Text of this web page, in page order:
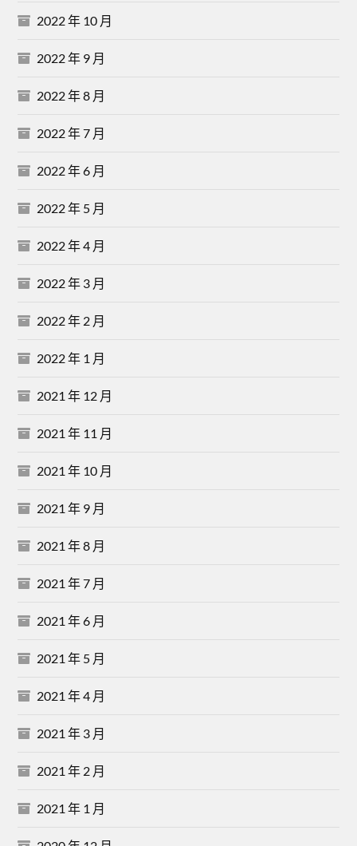
2022 年 10 月
2022 年 9 月
2022 年 8 月
2022 年 7 月
2022 年 6 月
2022 年 5 月
2022 年 4 月
2022 年 3 月
2022 年 2 月
2022 年 1 月
2021 年 12 月
2021 年 11 月
2021 年 10 月
2021 年 9 月
2021 年 8 月
2021 年 7 月
2021 年 6 月
2021 年 5 月
2021 年 4 月
2021 年 3 月
2021 年 2 月
2021 年 1 月